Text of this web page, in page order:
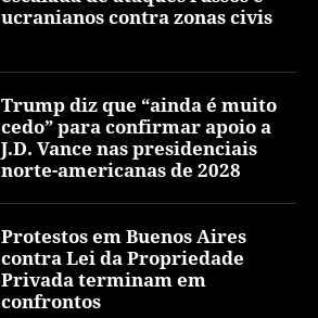
ucranianos contra zonas civis
Trump diz que “ainda é muito
cedo” para confirmar apoio a
J.D. Vance nas presidenciais
norte-americanas de 2028
Protestos em Buenos Aires
contra Lei da Propriedade
Privada terminam em
confrontos